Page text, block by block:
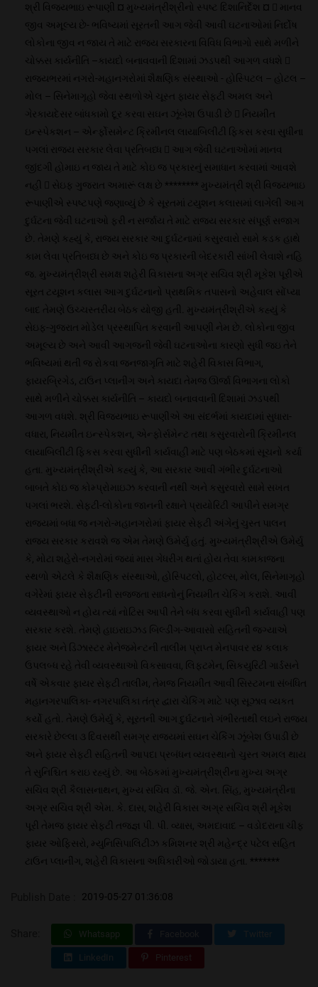
શ્રી વિજયભાઇ રૂપાણી ¤ મુખ્યમંત્રીશ્રીનો સ્પષ્ટ દિશાનિર્દેશ ¤  માનવ
જીવ અમૂલ્ય છે- ભવિષ્યમાં સૂરતની આગ જેવી આવી ઘટનાઓમાં નિર્દોષ
લોકોના જીવ ન જાય તે માટે રાજ્ય સરકારના વિવિધ વિભાગો સાથે મળીને
ચોક્કસ કાર્યનીતિ –કાયદો બનાવવાની દિશામાં ઝડપથી આગળ વધશે 
રાજ્યભરમાં નગરો-મહાનગરોમાં શૈક્ષણિક સંસ્થાઓ - હોસ્પિટલ – હોટલ –
મોલ – સિનેમાગૃહો જેવા સ્થળોએ ચૂસ્ત ફાયર સેફટી અમલ અને
ગેરકાયદેસર બાંધકામો દૂર કરવા સઘન ઝૂંબેશ ઉપાડી છે  નિયમીત
ઇન્સ્પેકશન – એર્ન્ફોસમેન્ટ ક્રિમીનલ લાયાબિલીટી ફિકસ કરવા સુધીના
પગલાં રાજ્ય સરકાર લેવા પ્રતિબધ્ધ  આગ જેવી ઘટનાઓમાં માનવ
જીંદગી હોમાઇ ન જાય તે માટે કોઇ જ પ્રકારનું સમાધાન કરવામાં આવશે
નહી  સેઇફ ગુજરાત અમારૂં લક્ષ છે ******** મુખ્યમંત્રી શ્રી વિજયભાઇ
રૂપાણીએ સ્પષ્ટપણે જણાવ્યું છે કે સૂરતમાં ટયુશન કલાસમાં લાગેલી આગ
દુર્ઘટના જેવી ઘટનાઓ ફરી ન સર્જાય તે માટે રાજય સરકાર સંપૂર્ણ સજાગ
છે. તેમણે કહ્યું કે, રાજ્ય સરકાર આ દુર્ઘટનામાં કસુરવારો સામે કડક હાથે
કામ લેવા પ્રતિબધ્ધ છે અને કોઇ જ પ્રકારની બેદરકારી સાંખી લેવાશે નહિ
જ. મુખ્યમંત્રીશ્રી સમક્ષ શહેરી વિકાસના અગ્ર સચિવ શ્રી મૂકેશ પૂરીએ
સૂરત ટયૂશન કલાસ આગ દુર્ઘટનાનો પ્રાથમિક તપાસનો અહેવાલ સોંપ્યા
બાદ તેમણે ઉચ્ચસ્તરીય બેઠક યોજી હતી. મુખ્યમંત્રીશ્રીએ કહ્યું કે
સેઇફ-ગુજરાત મોડેલ પ્રસ્થાપિત કરવાની આપણી નેમ છે. લોકોના જીવ
અમૂલ્ય છે અને આવી આગજની જેવી ઘટનાઓના કારણો સુધી જઇ તેને
ભવિષ્યમાં થતી જ રોકવા જનજાગૃતિ માટે શહેરી વિકાસ વિભાગ,
ફાયરબ્રિગેડ, ટાઉન પ્લાનીંગ અને કાયદા તેમજ ઊર્જા વિભાગના લોકો
સાથે મળીને ચોક્કસ કાર્યનીતિ – કાયદો બનાવવાની દિશામાં ઝડપથી
આગળ વધશે. શ્રી વિજયભાઇ રૂપાણીએ આ સંદર્ભમાં કાયદામાં સુધારા-
વધારા, નિયમીત ઇન્સ્પેકશન, એન્ફોર્સમેન્ટ તથા કસુરવારોની ક્રિમીનલ
લાયાબિલીટી ફિકસ કરવા સુધીની કાર્યવાહી માટે પણ બેઠકમાં સૂચનો કર્યા
હતા. મુખ્યમંત્રીશ્રીએ કહ્યું કે, આ સરકાર આવી ગંભીર દુર્ઘટનાઓ
બાબતે કોઇ જ કોમ્પ્રોમાઇઝ કરવાની નથી અને કસુરવારો સામે સખત
પગલાં ભરશે. સેફટી-લોકોના જાનની રક્ષાને પ્રાયોરિટી આપીને સમગ્ર
રાજ્યમાં બધા જ નગરો-મહાનગરોમાં ફાયર સેફટી અંગેનું ચુસ્ત પાલન
રાજ્ય સરકાર કરાવશે જ એમ તેમણે ઉમેર્યુ હતું. મુખ્યમંત્રીશ્રીએ ઉમેર્યુ
કે, મોટા શહેરો-નગરોમાં જ્યાં માસ ગેધરીંગ થતાં હોય તેવા કામકાજના
સ્થળો એટલે કે શૈક્ષણિક સંસ્થાઓ, હોસ્પિટલો, હોટલ્સ, મોલ, સિનેમાગૃહો
વગેરેમાં ફાયર સેફટીની સજ્જતા સાધનોનું નિયમીત ચેકિંગ કરાશે. આવી
વ્યવસ્થાઓ ન હોય ત્યાં નોટિસ આપી તેને બંધ કરવા સુધીની કાર્યવાહી પણ
સરકાર કરશે. તેમણે હાઇરાઇઝડ બિલ્ડીંગ-આવાસો સહિતની જગ્યાએ
ફાયર અને ડિઝાસ્ટર મેનેજમેન્ટની તાલીમ પ્રાપ્ત મેનપાવર ર૪ કલાક
ઉપલબ્ધ રહે તેવી વ્યવસ્થાઓ વિકસાવવા, લિફટમેન, સિકયુરિટી ગાર્ડસને
વર્ષે એકવાર ફાયર સેફટી તાલીમ, તેમજ નિયમીત આવી સિસ્ટમના સંબંધિત
મહાનગરપાલિકા- નગરપાલિકા તંત્ર દ્વારા ચેકિંગ માટે પણ સૂઝાવ વ્યકત
કર્યો હતો. તેમણે ઉમેર્યુ કે, સૂરતની આગ દુર્ઘટનાને ગંભીરતાથી લઇને રાજ્ય
સરકારે છેલ્લા ૩ દિવસથી સમગ્ર રાજ્યમાં સઘન ચેકિંગ ઝૂંબેશ ઉપાડી છે
અને ફાયર સેફટી સહિતની આપદા પ્રબંધન વ્યવસ્થાનો ચુસ્ત અમલ થાય
તે સુનિશ્ચિત કરાઇ રહ્યું છે. આ બેઠકમાં મુખ્યમંત્રીશ્રીના મુખ્ય અગ્ર
સચિવ શ્રી કૈલાસનાથન, મુખ્ય સચિવ ડૉ. જે. એન. સિંહ, મુખ્યમંત્રીના
અગ્ર સચિવ શ્રી એમ. કે. દાસ, શહેરી વિકાસ અગ્ર સચિવ શ્રી મૂકેશ
પૂરી તેમજ ફાયર સેફટી તજજ્ઞ પી. પી. વ્યાસ, અમદાવાદ – વડોદરાના ચીફ
ફાયર ઓફિસરો, મ્યુનિસિપાલિટીઝ કમિશનર શ્રી મહેન્દ્ર પટેલ સહિત
ટાઉન પ્લાનીંગ, શહેરી વિકાસના અધિકારીઓ જોડાયા હતા. *******
2019-05-27 01:36:08
Whatsapp
LinkedIn Pinterest